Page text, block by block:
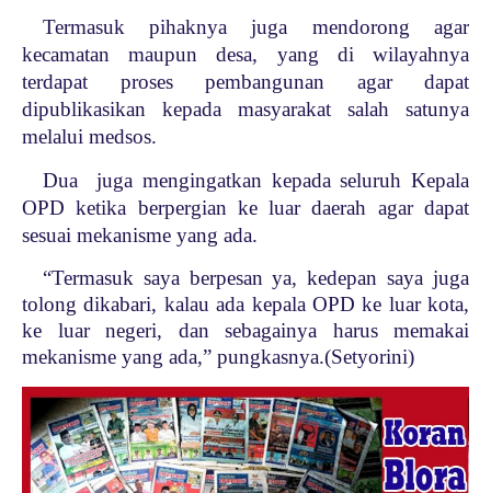
Termasuk pihaknya juga mendorong agar
kecamatan maupun desa, yang di wilayahnya
terdapat proses pembangunan agar dapat
dipublikasikan kepada masyarakat salah satunya
melalui medsos.
Dua juga mengingatkan kepada seluruh Kepala
OPD ketika berpergian ke luar daerah agar dapat
sesuai mekanisme yang ada.
“Termasuk saya berpesan ya, kedepan saya juga
tolong dikabari, kalau ada kepala OPD ke luar kota,
ke luar negeri, dan sebagainya harus memakai
mekanisme yang ada,” pungkasnya.(Setyorini)